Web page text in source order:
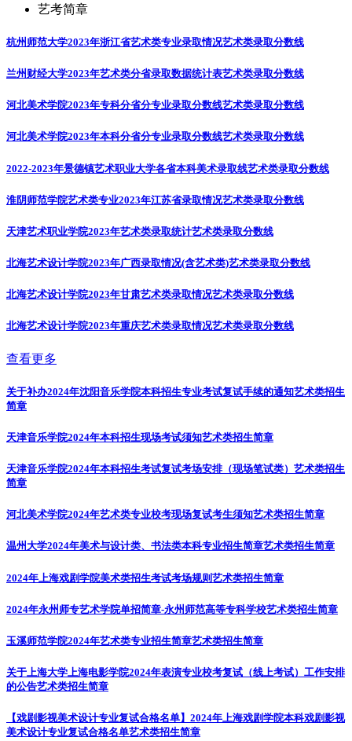
艺考简章
杭州师范大学2023年浙江省艺术类专业录取情况艺术类录取分数线
兰州财经大学2023年艺术类分省录取数据统计表艺术类录取分数线
河北美术学院2023年专科分省分专业录取分数线艺术类录取分数线
河北美术学院2023年本科分省分专业录取分数线艺术类录取分数线
2022-2023年景德镇艺术职业大学各省本科美术录取线艺术类录取分数线
淮阴师范学院艺术类专业2023年江苏省录取情况艺术类录取分数线
天津艺术职业学院2023年艺术类录取统计艺术类录取分数线
北海艺术设计学院2023年广西录取情况(含艺术类)艺术类录取分数线
北海艺术设计学院2023年甘肃艺术类录取情况艺术类录取分数线
北海艺术设计学院2023年重庆艺术类录取情况艺术类录取分数线
查看更多
关于补办2024年沈阳音乐学院本科招生专业考试复试手续的通知艺术类招生
简章
天津音乐学院2024年本科招生现场考试须知艺术类招生简章
天津音乐学院2024年本科招生考试复试考场安排（现场笔试类） 艺术类招生
简章
河北美术学院2024年艺术类专业校考现场复试考生须知艺术类招生简章
温州大学2024年美术与设计类、书法类本科专业招生简章艺术类招生简章
2024年上海戏剧学院美术类招生考试考场规则艺术类招生简章
2024年永州师专艺术学院单招简章-永州师范高等专科学校艺术类招生简章
玉溪师范学院2024年艺术类专业招生简章艺术类招生简章
关于上海大学上海电影学院2024年表演专业校考复试（线上考试）工作安排
的公告艺术类招生简章
【戏剧影视美术设计专业复试合格名单】2024年上海戏剧学院本科戏剧影视
美术设计专业复试合格名单艺术类招生简章